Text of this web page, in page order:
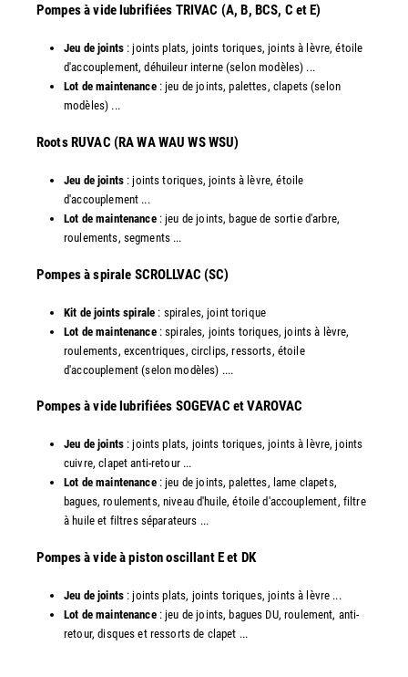
Pompes à vide lubrifiées TRIVAC (A, B, BCS, C et E)
Jeu de joints: joints plats, joints toriques, joints à lèvre, étoile
d'accouplement, déhuileur interne (selon modèles) ...
Lot de maintenance: jeu de joints, palettes, clapets (selon
modèles) ...
​Roots RUVAC (RA WA WAU WS WSU)
Jeu de joints: joints toriques, joints à lèvre, étoile
d'accouplement ...
Lot de maintenance : jeu de joints, bague de sortie d'arbre,
roulements, segments ...
​Pompes à spirale SCROLLVAC (SC)
Kit de joints spirale : spirales, joint torique
Lot de maintenance: spirales, joints toriques, joints à lèvre,
roulements, excentriques, circlips, ressorts, étoile
d'accouplement (selon modèles) ....
​Pompes à vide lubrifiées SOGEVAC et VAROVAC
Jeu de joints: joints plats, joints toriques, joints à lèvre, joints
cuivre, clapet anti-retour ...
Lot de maintenance: jeu de joints, palettes, lame clapets,
bagues, roulements, niveau d'huile, étoile d'accouplement, filtre
à huile et filtres séparateurs ...
​Pompes à vide à piston oscillant E et DK
Jeu de joints: joints plats, joints toriques, joints à lèvre ...
Lot de maintenance: jeu de joints, bagues DU, roulement, anti-
retour, disques et ressorts de clapet ...​